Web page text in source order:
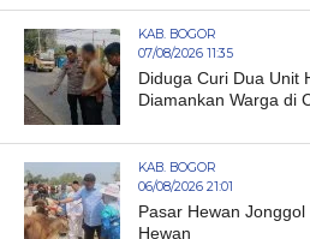
KAB. BOGOR
07/08/2026 11:35
Diduga Curi Dua Unit
Diamankan Warga di
KAB. BOGOR
06/08/2026 21:01
Pasar Hewan
Hewan